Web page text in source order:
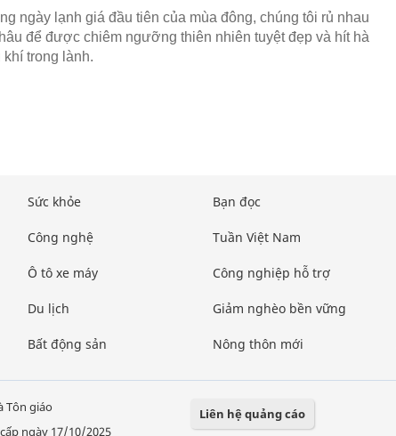
ngày lạnh giá đầu tiên của mùa đông, chúng tôi rủ nhau
để được chiêm ngưỡng thiên nhiên tuyệt đẹp và hít hà
khí trong lành.
Sức khỏe
Công nghệ
Ô tô xe máy
Du lịch
Bất động sản
Bạn đọc
Tuần Việt Nam
Công nghiệp hỗ trợ
Giảm nghèo bền vững
Nông thôn mới
Tôn giáo
ngày 17/10/2025
Liên hệ quảng cáo